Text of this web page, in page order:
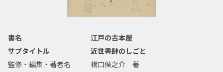
書名
江戸の古本屋
サブタイトル
近世書肆のしごと
監修・編集・著者名
橋口侯之介 著